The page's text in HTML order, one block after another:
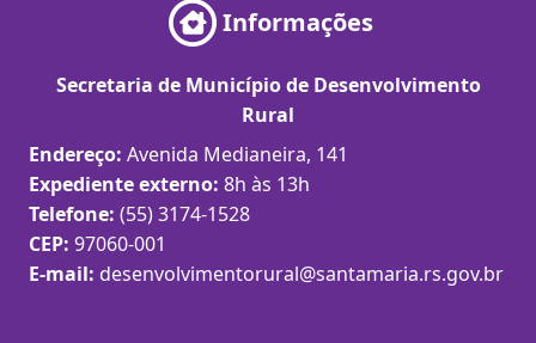
Informações
Secretaria de Município de Desenvolvimento
Rural
Endereço: Avenida Medianeira, 141
Expediente externo: 8h às 13h
Telefone: (55) 3174-1528
CEP: 97060-001
E-mail: desenvolvimentorural@santamaria.rs.gov.br